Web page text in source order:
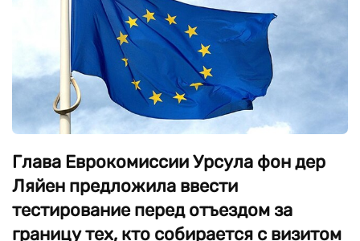
Глава Еврокомиссии Урсула фон дер
Ляйен предложила ввести
тестирование перед отъездом за
границу тех, кто собирается с визитом